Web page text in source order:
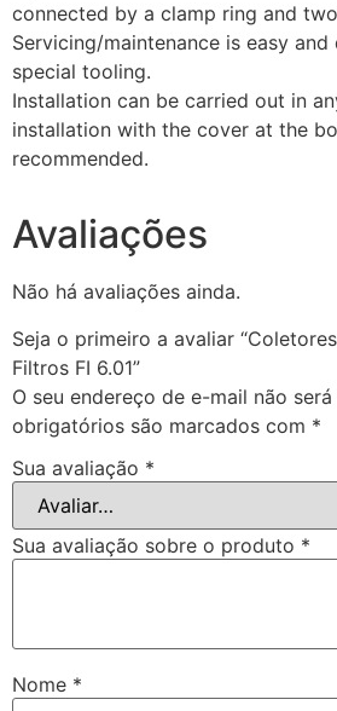
connected by a clamp ring and
Servicing/maintenance is easy
special tooling.
Installation can be carried out in
installation with the cover at the
recommended.
Avaliações
Não há avaliações ainda.
Seja o primeiro a avaliar
Filtros FI 6.01”
O seu endereço de e-mail não
obrigatórios são marcados com *
Sua avaliação *
Sua avaliação sobre o produto *
Nome *